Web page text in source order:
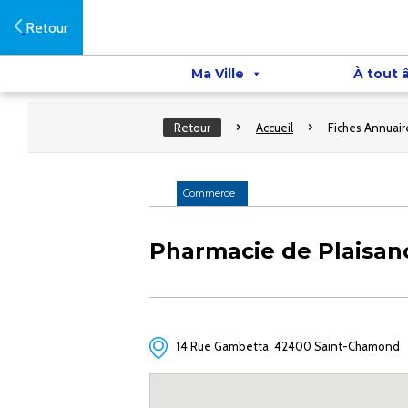
Retour
Ma Ville À tout
Retour Accueil Fiches
Commerce
Pharmacie de
14 Rue Gambetta, 42400 Saint-Chamond